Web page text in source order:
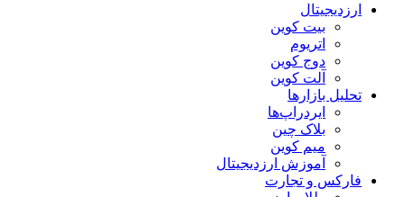
ارزدیجیتال
بیت کوین
اتریوم
دوج کوین
آلت کوین
تحلیل بازارها
ایردراپ‌ها
بلاک چین
میم کوین‌
آموزش ارزدیجیتال
فارکس و تجارت